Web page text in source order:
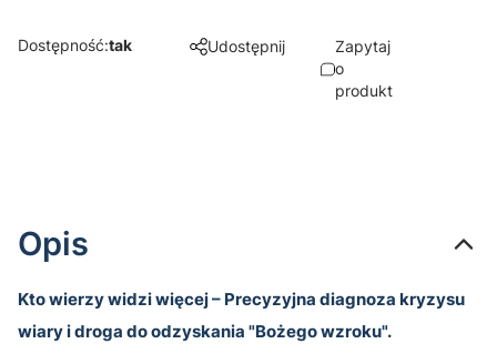
Dostępność:tak Udostępnij
Zapytaj
o
produkt
Opis
Kto wierzy widzi więcej – Precyzyjna diagnoza kryzysu
wiary i droga do odzyskania "Bożego wzroku".